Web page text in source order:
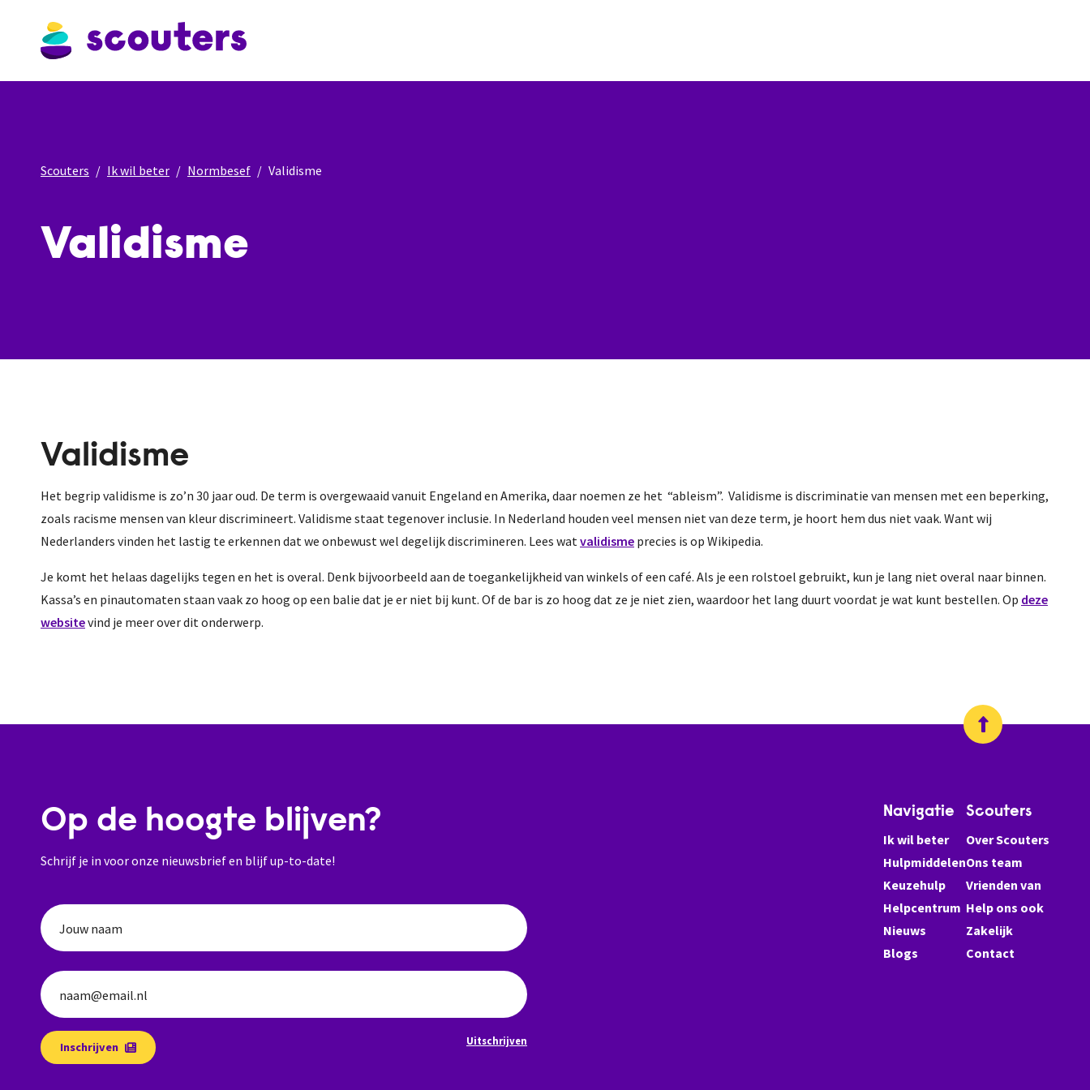
Scouters Ik wil beter Normbesef Validisme
Validisme
Validisme
Het begrip validisme is zo’n 30 jaar oud. De term is overgewaaid vanuit Engeland en Amerika, daar noemen ze het “ableism”. Validisme is discriminatie van mensen met een beperking,
zoals racisme mensen van kleur discrimineert. Validisme staat tegenover inclusie. In Nederland houden veel mensen niet van deze term, je hoort hem dus niet vaak. Want wij
Nederlanders vinden het lastig te erkennen dat we onbewust wel degelijk discrimineren. Lees watvalidisme precies is op Wikipedia.
Je komt het helaas dagelijks tegen en het is overal. Denk bijvoorbeeld aan de toegankelijkheid van winkels of een café. Als je een rolstoel gebruikt, kun je lang niet overal naar binnen.
Kassa’s en pinautomaten staan vaak zo hoog op een balie dat je er niet bij kunt. Of de bar is zo hoog dat ze je niet zien, waardoor het lang duurt voordat je wat kunt bestellen. Op deze
websitevind je meer over dit onderwerp.
Op de hoogte blijven?
Schrijf je in voor onze nieuwsbrief en blijf up-to-date!
Jouw naam
naam@email.nl
Inschrijven Uitschrijven
Navigatie
Ik wil beter
Hulpmiddelen
Keuzehulp
Helpcentrum
Nieuws
Blogs
Scouters
Over Scouters
Ons team
Vrienden van
Help ons ook
Zakelijk
Contact